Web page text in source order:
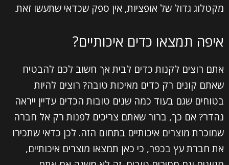
מקטלוג גדול של אופציות, אין ספק שכדאי שתעשו זאת.
איפה תמצאו כדים איכותיים?
אתם רוצים לקנות כדים לבית אך חשוב לכם להבטיח
שאתם קונים רק כדים מאיכות טובה? רוצים להיות
בטוחים שגם בעוד כמה שנים טובות הכדים עדיין ייראה
נהדר? אם כך, ברור שאתם צריכים לפנות רק אל חברה
שמוכרת מוצרים איכותיים בתחום הזה. לכן כדאי שתכירו
את חברת עץ בכפר, כי כאן תמצאו מוצרים איכותיים,